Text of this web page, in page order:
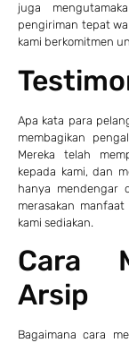
juga
pengiriman tepat
kami berkomitmen
Apa kata para
membagikan
Mereka telah
kepada kami, dan
hanya mendengar
merasakan manfaat
kami sediakan.
Cara
Arsip
Bagaimana cara